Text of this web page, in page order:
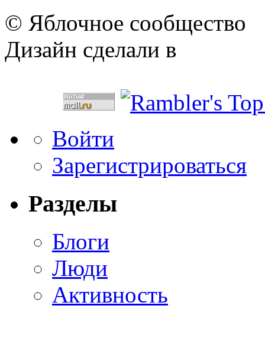
© Яблочное сообщество
Дизайн сделали в
Войти
Зарегистрироваться
Разделы
Блоги
Люди
Активность